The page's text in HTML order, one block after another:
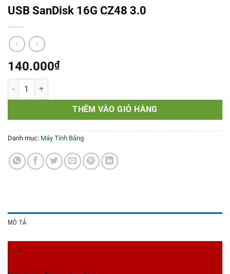
USB SanDisk 16G CZ48 3.0
140.000₫
USB SanDisk 16G CZ48 3.0 số lượng
THÊM VÀO GIỎ HÀNG
Danh mục: Máy Tính Bảng
MÔ TẢ
×